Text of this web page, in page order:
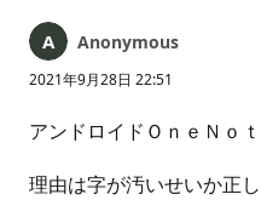
ッ
プ
Anonymous
2021年9月28日 22:51
アンドロイドＯｎｅＮｏ
理由は字が汚いせいか正